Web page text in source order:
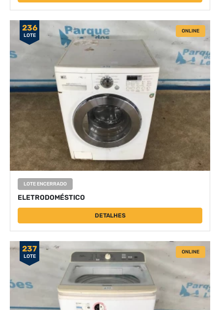
236
LOTE
ONLINE
LOTE ENCERRADO
ELETRODOMÉSTICO
DETALHES
237
LOTE
ONLINE